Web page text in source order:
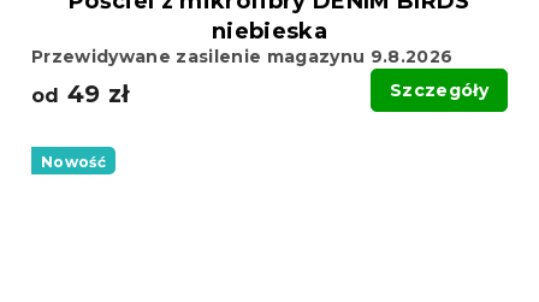
niebieska
Przewidywane zasilenie magazynu 9.8.2026
od 49 zł Szczegóły
Nowość